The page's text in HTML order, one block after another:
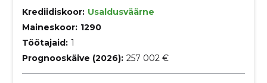
Krediidiskoor: Usaldusväärne
Maineskoor: 1290
Töötajaid: 1
Prognooskäive (2026): 257 002 €